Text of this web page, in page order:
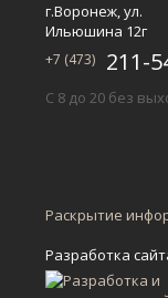
г.Воронеж, ул.
Ильюшина 12г
+7 (473) 211-
С 8 до 20 без
Раскрытие
Разработка